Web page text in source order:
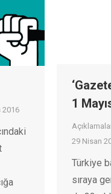
2016
1
29 Nisan
Türkiye
sıraya